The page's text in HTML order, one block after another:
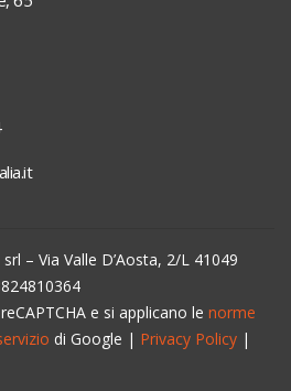
– Via Valle D’Aosta, 2/L 41049
e si applicano le norme
di Google | Privacy Policy |